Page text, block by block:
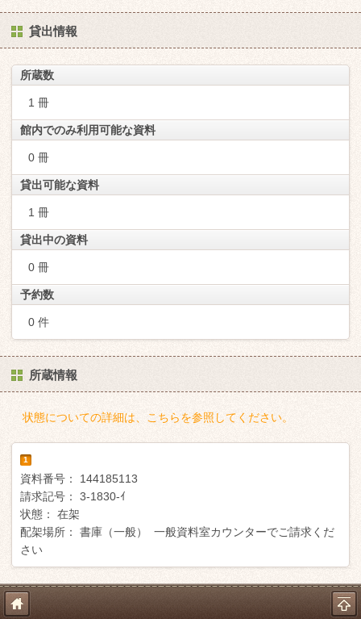
貸出情報
所蔵数
1 冊
館内でのみ利用可能な資料
0 冊
貸出可能な資料
1 冊
貸出中の資料
0 冊
予約数
0 件
所蔵情報
状態についての詳細は、こちらを参照してください。
1
資料番号：
144185113
請求記号：
3-1830-ｲ
状態：
在架
配架場所：
書庫（一般） 一般資料室カウンターでご請求くだ
さい